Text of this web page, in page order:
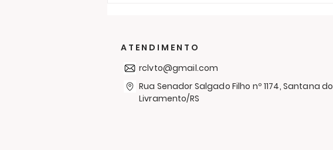
uma Campanha de
Agasalhos
ATENDIMENTO
rclvto@gmail.com
Rua Senador Salgado Filho nº 1174, Santana do
Livramento/RS